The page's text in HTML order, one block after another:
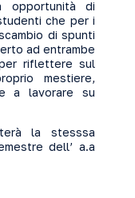
opportunità di
che per i
di spunti
ad entrambe
riflettere sul
mestiere,
a lavorare su
la stesssa
dell’ a.a